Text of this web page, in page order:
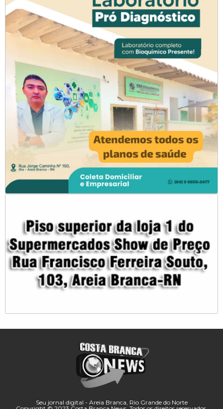
Seu jornal digital - Areia Branca, Rio Grande do Norte